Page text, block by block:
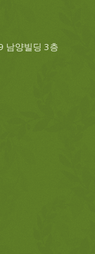
남양빌딩 3층